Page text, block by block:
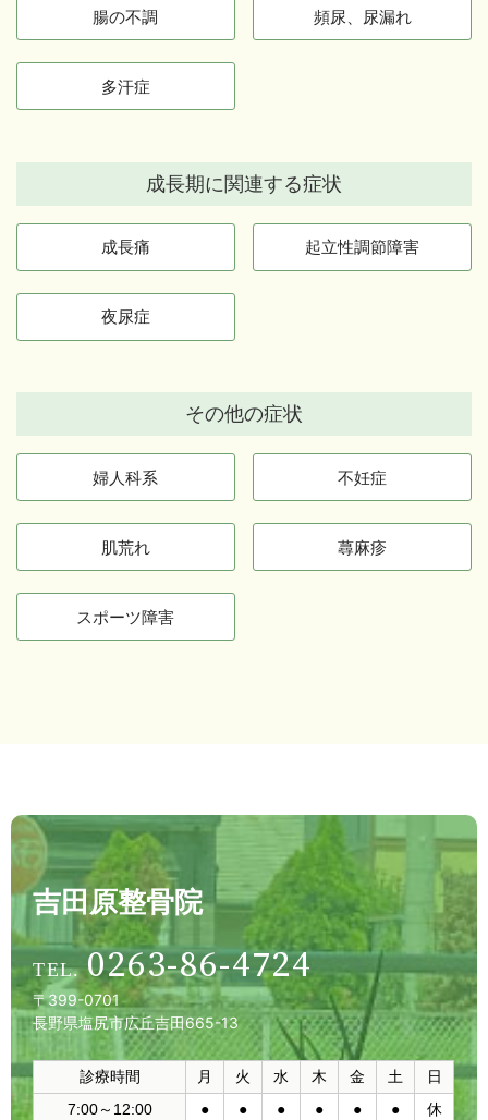
腸の不調 頻尿、尿漏れ
多汗症
成長期に関連する症状
成長痛 起立性調節障害
夜尿症
その他の症状
婦人科系 不妊症
肌荒れ 蕁麻疹
スポーツ障害
吉田原整骨院
0263-86-4724
〒399-0701
長野県塩尻市広丘吉田665-13
診療時間 月 火 水 木 金 土
日
7:00～12:00
● ● ● ● ● ●
休